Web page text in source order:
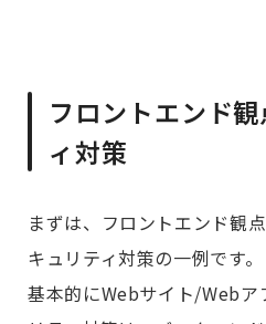
フロントエンド
ィ対策
まずは、フロントエンド観
キュリティ対策の一例です。
基本的にWebサイト/Webア